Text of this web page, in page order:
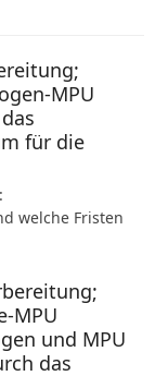
MPU
für die
welche Fristen
MPU
und MPU
das